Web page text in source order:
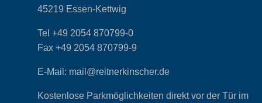
45219 Essen-Kettwig
Tel +49 2054 870799-0
Fax +49 2054 870799-9
E-Mail: mail@reitnerkinscher.de
Kostenlose Parkmöglichkeiten direkt vor der Tür im